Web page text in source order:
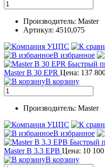
Производитель: Master
Артикул: 4510,075
В избранное
Быстрый
Master B 30 EPR Цена: 137
В корзину
Производитель: Master
В избранное
Быстрый
Master B 3.3 EPB Цена: 10 100
В корзину